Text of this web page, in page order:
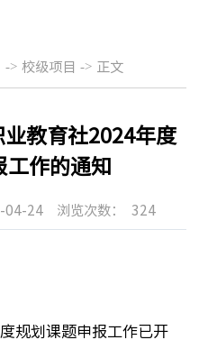
-> 校级项目 -> 正文
教育社2024年度
工作的通知
04-24 浏览次数： 324
规划课题申报工作已开